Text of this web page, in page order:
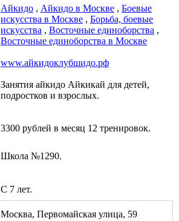
Айкидо , Айкидо в Москве , Боевые
искусства в Москве , Борьба, боевые
искусства , Восточные единоборства ,
Восточные единоборства в Москве
www.айкидоклубшидо.рф
Занятия айкидо Айкикай для детей,
подростков и взрослых.
3300 рублей в месяц 12 тренировок.
Школа №1290.
С 7 лет.
Москва, Первомайская улица, 59